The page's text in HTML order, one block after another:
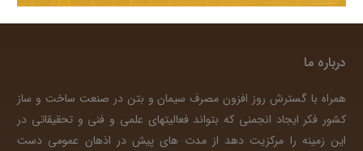
درباره ما
همراه با گسترش روز افزون مصرف سیمان و بتن در صنعت ساخت و ساز
کشور فکر ایجاد انجمنی که بتواند فعالیتهای علمی و فنی و تحقیقاتی در
این زمینه را مرکزیت دهد از مدت های پیش در اذهان عمومی دست